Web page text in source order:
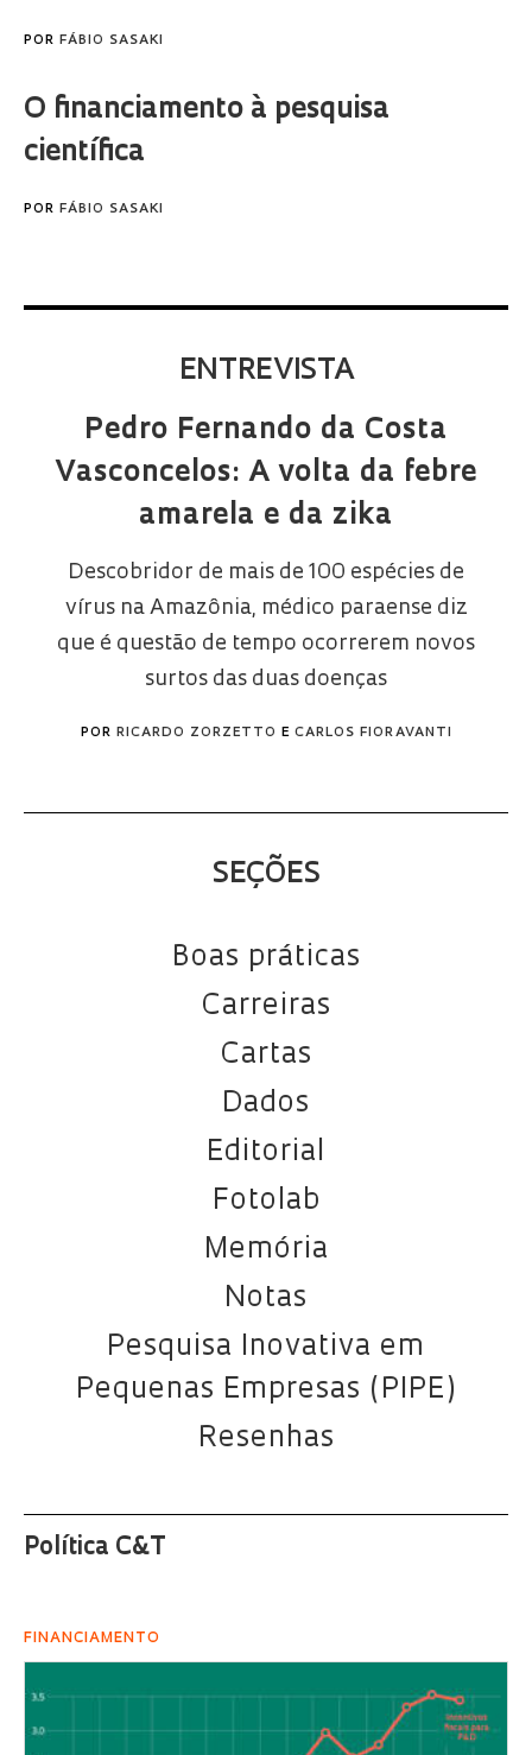
POR FÁBIO SASAKI
O financiamento à pesquisa
científica
POR FÁBIO SASAKI
ENTREVISTA
Pedro Fernando da Costa
Vasconcelos: A volta da febre
amarela e da zika
Descobridor de mais de 100 espécies de
vírus na Amazônia, médico paraense diz
que é questão de tempo ocorrerem novos
surtos das duas doenças
POR RICARDO ZORZETTO E CARLOS FIORAVANTI
SEÇÕES
Boas práticas
Carreiras
Cartas
Dados
Editorial
Fotolab
Memória
Notas
Pesquisa Inovativa em
Pequenas Empresas (PIPE)
Resenhas
Política C&T
FINANCIAMENTO